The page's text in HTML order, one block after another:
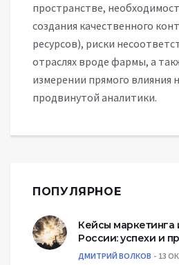
пространстве,
создания качественного
ресурсов), риски
отраслях вроде фармы, а
измерении прямого влияния
продвинутой аналитики.
ПОПУЛЯРНОЕ
Кейсы маркетинга
России: успехи и
ДМИТРИЙ ВОЛКОВ 13